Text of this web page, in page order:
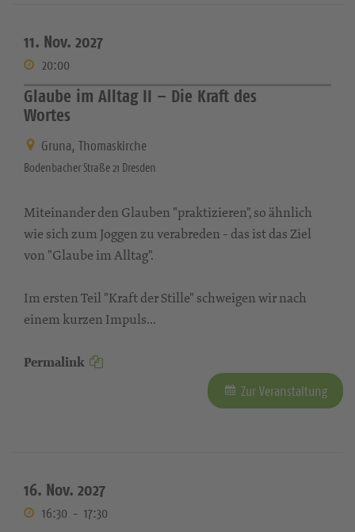
11. Nov. 2027
20:00
Glaube im Alltag II – Die Kraft des
Wortes
Gruna, Thomaskirche
Bodenbacher Straße 21 Dresden
Miteinander den Glauben "praktizieren", so ähnlich
wie sich zum Joggen zu verabreden - das ist das Ziel
von "Glaube im Alltag".
Im ersten Teil "Kraft der Stille" schweigen wir nach
einem kurzen Impuls...
Permalink
Zur Veranstaltung
16. Nov. 2027
16:30 - 17:30